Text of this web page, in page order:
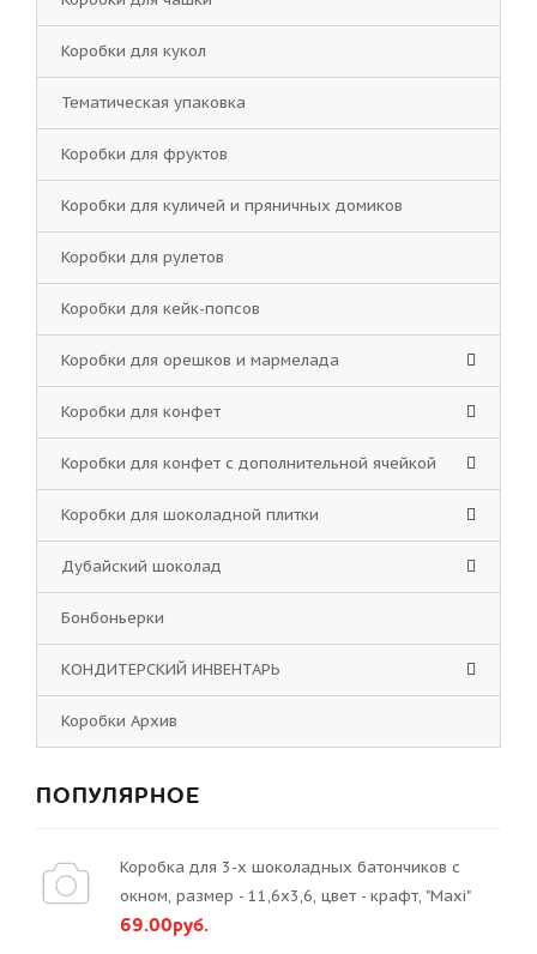
Коробки для кукол
Тематическая упаковка
Коробки для фруктов
Коробки для куличей и пряничных домиков
Коробки для рулетов
Коробки для кейк-попсов
Коробки для орешков и мармелада
Коробки для конфет
Коробки для конфет с дополнительной ячейкой
Коробки для шоколадной плитки
Дубайский шоколад
Бонбоньерки
КОНДИТЕРСКИЙ ИНВЕНТАРЬ
Коробки Архив
ПОПУЛЯРНОЕ
Коробка для 3-х шоколадных батончиков с
окном, размер - 11,6х3,6, цвет - крафт, "Maxi"
69.00руб.